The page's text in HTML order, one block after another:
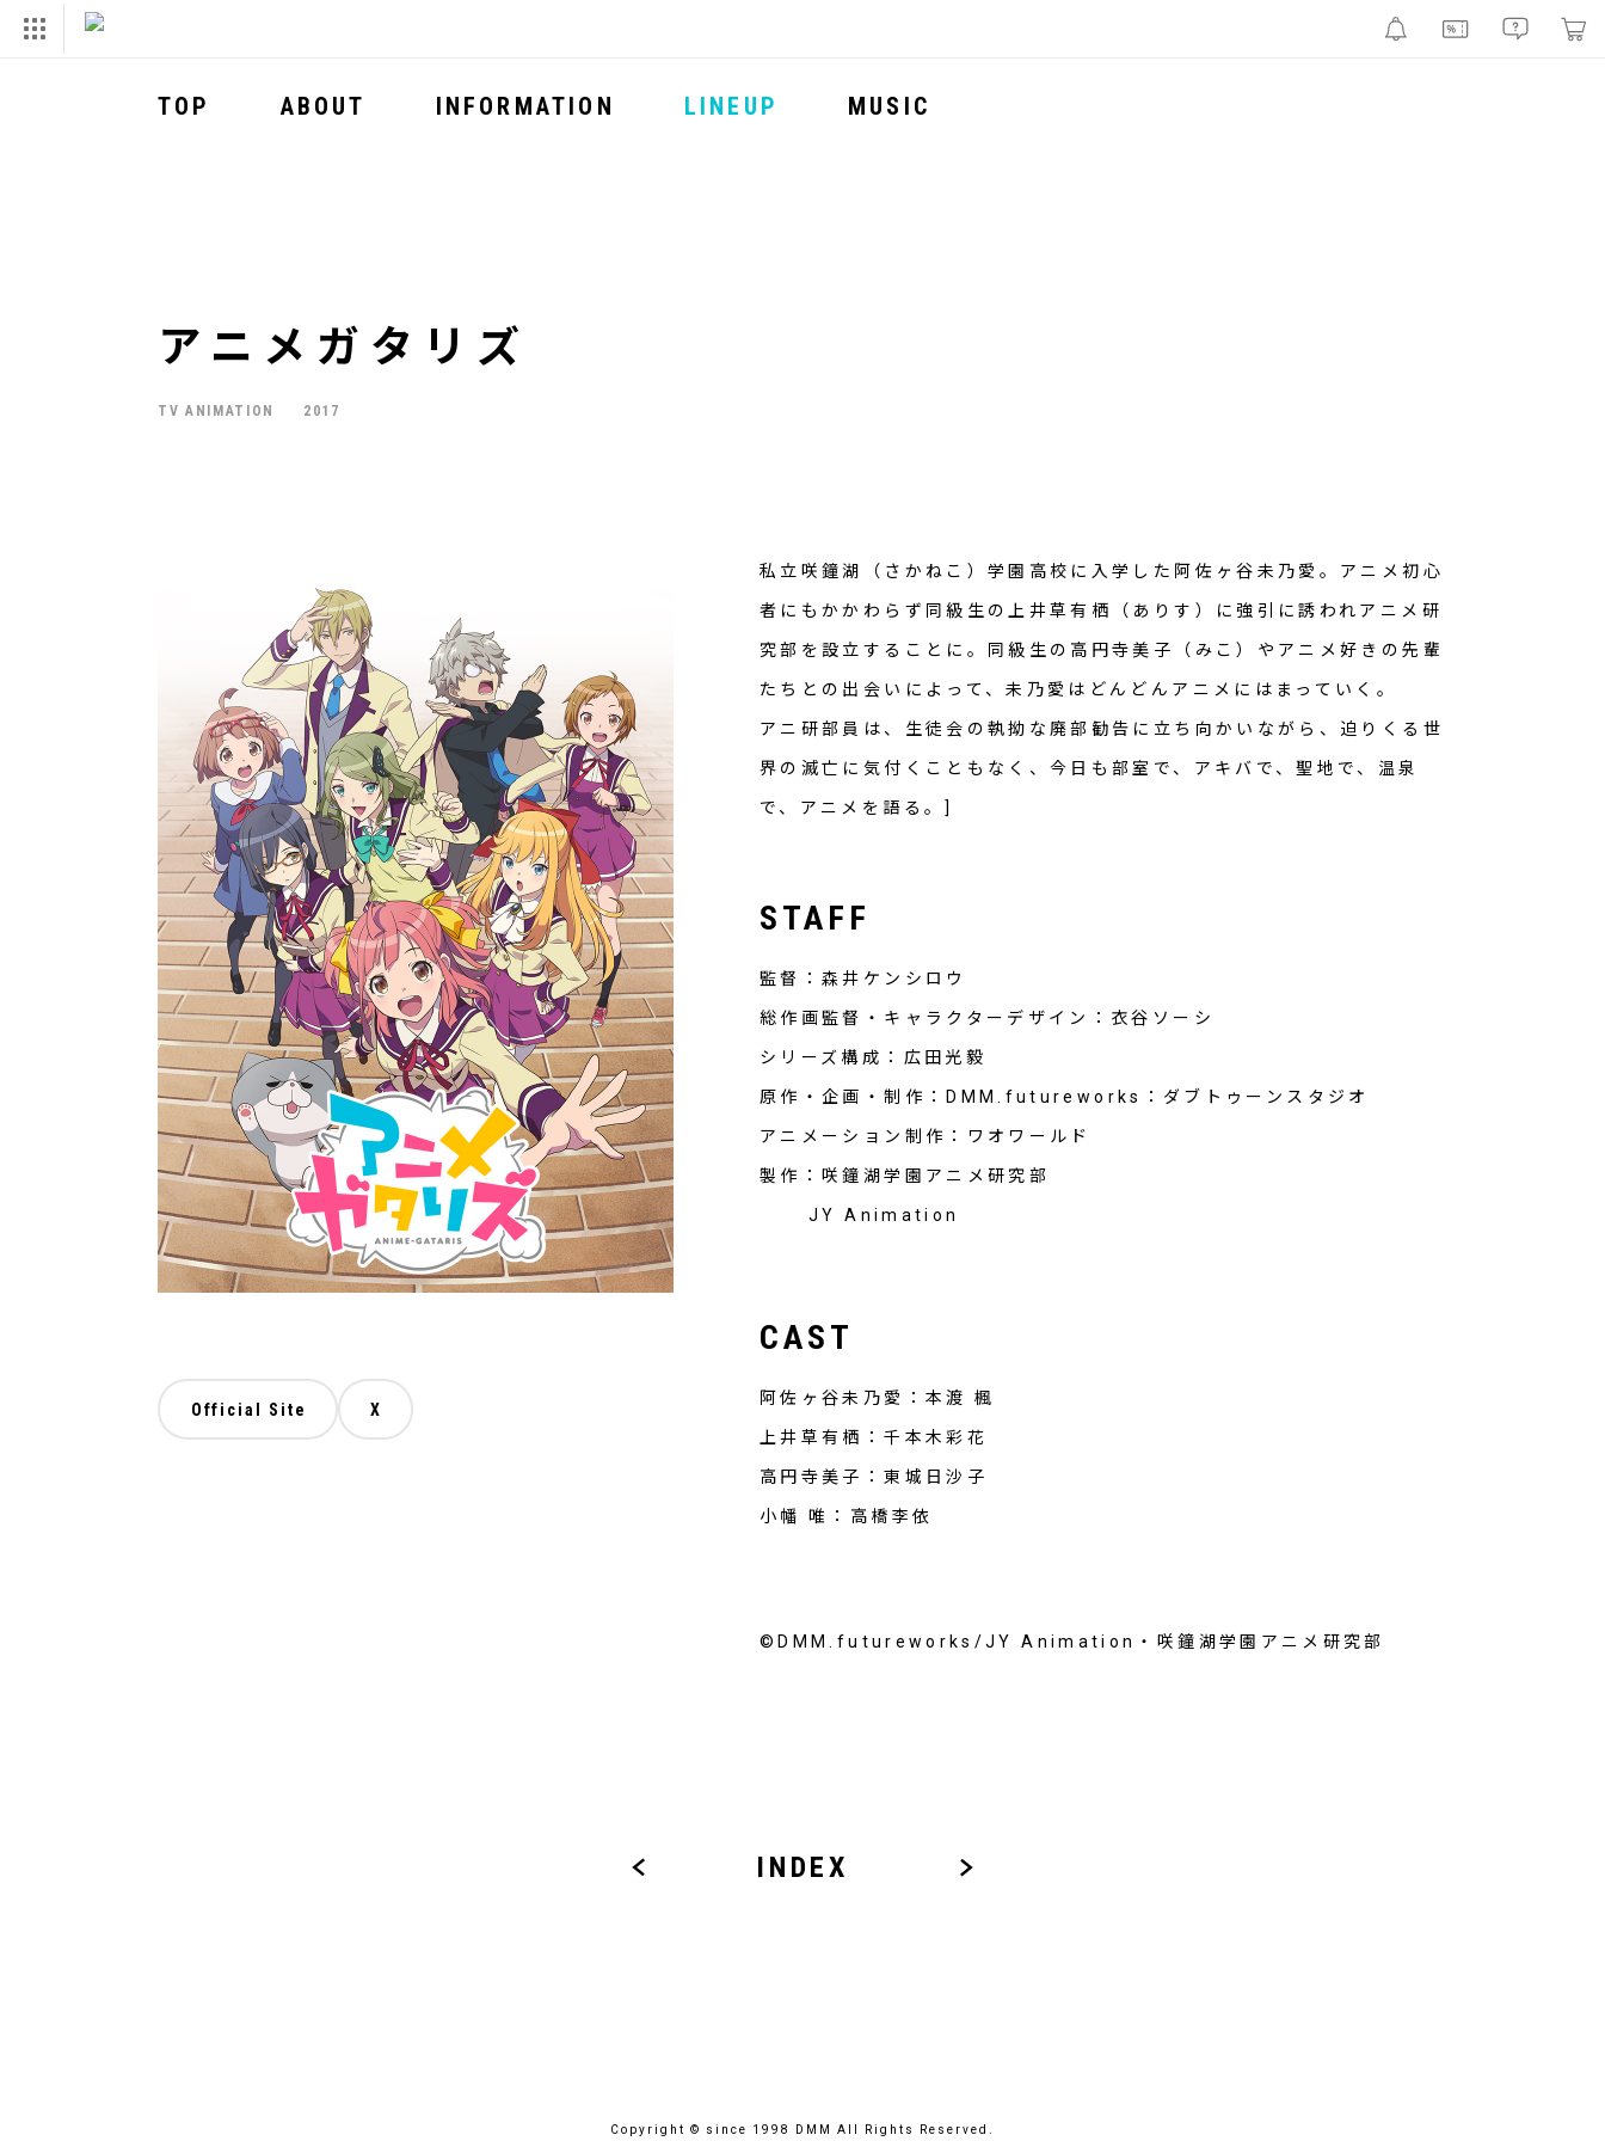
TOP ABOUT INFORMATION LINEUP MUSIC
アニメガタリズ
TV ANIMATION 2017
Official Site X
私立咲鐘湖（さかねこ）学園高校に入学した阿佐ヶ谷未乃愛。アニメ初心
者にもかかわらず同級生の上井草有栖（ありす）に強引に誘われアニメ研
究部を設立することに。同級生の高円寺美子（みこ）やアニメ好きの先輩
たちとの出会いによって、未乃愛はどんどんアニメにはまっていく。
アニ研部員は、生徒会の執拗な廃部勧告に立ち向かいながら、迫りくる世
界の滅亡に気付くこともなく、今日も部室で、アキバで、聖地で、温泉
で、アニメを語る。]
STAFF
監督：森井ケンシロウ
総作画監督・キャラクターデザイン：衣谷ソーシ
シリーズ構成：広田光毅
原作・企画・制作：DMM.futureworks：ダブトゥーンスタジオ
アニメーション制作：ワオワールド
製作：咲鐘湖学園アニメ研究部
JY Animation
CAST
阿佐ヶ谷未乃愛：本渡 楓
上井草有栖：千本木彩花
高円寺美子：東城日沙子
小幡 唯：高橋李依
©DMM.futureworks/JY Animation・咲鐘湖学園アニメ研究部
INDEX
Copyright © since 1998 DMM All Rights Reserved.